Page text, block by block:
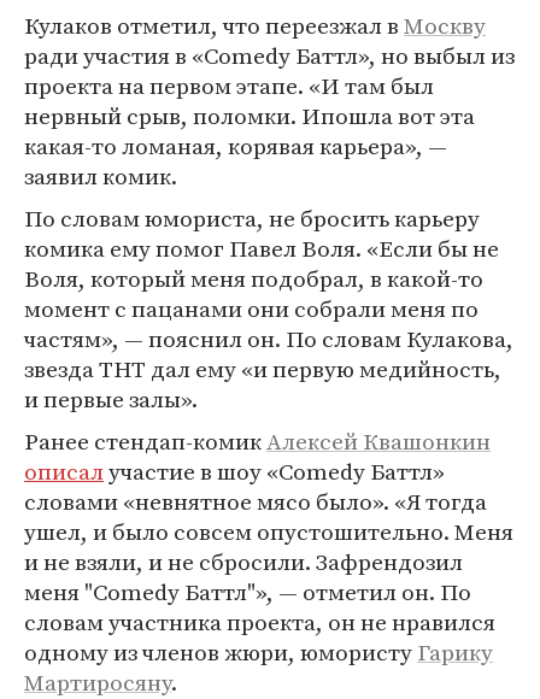
Кулаков отметил, что переезжал вМоскву
ради участия в «Comedy Баттл», но выбыл из
проекта на первом этапе. «И там был
нервный срыв, поломки. Ипошла вот эта
какая-то ломаная, корявая карьера», —
заявил комик.
По словам юмориста, не бросить карьеру
комика ему помог Павел Воля. «Если бы не
Воля, который меня подобрал, в какой-то
момент с пацанами они собрали меня по
частям», — пояснил он. По словам Кулакова,
звезда ТНТ дал ему «и первую медийность,
и первые залы».
Ранее стендап-комикАлексей Квашонкин
описалучастие в шоу «Comedy Баттл»
словами «невнятное мясо было». «Я тогда
ушел, и было совсем опустошительно. Меня
и не взяли, и не сбросили. Зафрендозил
меня "Comedy Баттл"», — отметил он. По
словам участника проекта, он не нравился
одному из членов жюри, юмористуГарику
Мартиросяну.